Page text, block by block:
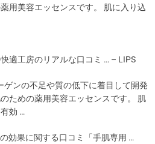
用美容エッセンスです。 肌に入り込
適工房のリアルな口コミ … – LIPS
ゲンの不足や質の低下に着目して開発
ための薬用美容エッセンスです。 肌
効 …
効果に関する口コミ「手肌専用 …